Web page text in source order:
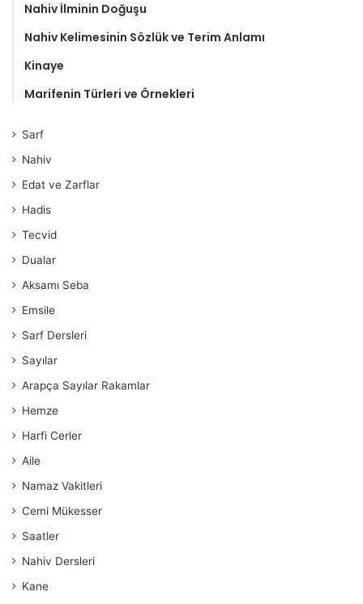
Nahiv İlminin Doğuşu
Nahiv Kelimesinin Sözlük ve Terim Anlamı
Kinaye
Marifenin Türleri ve Örnekleri
Sarf
Nahiv
Edat ve Zarflar
Hadis
Tecvid
Dualar
Aksamı Seba
Emsile
Sarf Dersleri
Sayılar
Arapça Sayılar Rakamlar
Hemze
Harfi Cerler
Aile
Namaz Vakitleri
Cemi Mükesser
Saatler
Nahiv Dersleri
Kane